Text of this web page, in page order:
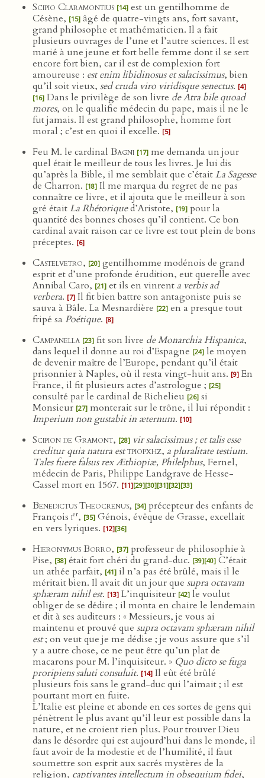
Scipio Claramontius [14] est un gentilhomme de
Césène, [15] âgé de quatre-vingts ans, fort savant,
grand philosophe et mathématicien. Il a fait
plusieurs ouvrages de l’une et l’autre sciences. Il est
marié à une jeune et fort belle femme dont il se sert
encore fort bien, car il est de complexion fort
amoureuse : est enim libidinosus et salacissimus, bien
qu’il soit vieux, sed cruda viro viridisque senectus. [4]
[16] Dans le privilège de son livre de Atra bile quoad
mores, on le qualifie médecin du pape, mais il ne le
fut jamais. Il est grand philosophe, homme fort
moral ; c’est en quoi il excelle. [5]
Feu M. le cardinal Bagni [17] me demanda un jour
quel était le meilleur de tous les livres. Je lui dis
qu’après la Bible, il me semblait que c’étaitLa Sagesse
de Charron. [18] Il me marqua du regret de ne pas
connaître ce livre, et il ajouta que le meilleur à son
gré étaitLa Rhétoriqued’Aristote, [19] pour la
quantité des bonnes choses qu’il contient. Ce bon
cardinal avait raison car ce livre est tout plein de bons
préceptes. [6]
Castelvetro, [20] gentilhomme modénois de grand
esprit et d’une profonde érudition, eut querelle avec
Annibal Caro, [21] et ils en vinrent a verbis ad
verbera. [7] Il fit bien battre son antagoniste puis se
sauva à Bâle. La Mesnardière [22] en a presque tout
fripé sa Poétique. [8]
Campanella [23] fit son livre de Monarchia Hispanica,
dans lequel il donne au roi d’Espagne [24] le moyen
de devenir maître de l’Europe, pendant qu’il était
prisonnier à Naples, où il resta vingt-huit ans. [9] En
France, il fit plusieurs actes d’astrologue ; [25]
consulté par le cardinal de Richelieu [26] si
Monsieur [27] monterait sur le trône, il lui répondit :
Imperium non gustabit in æternum. [10]
Scipion de Gramont, [28] vir salacissimus ; et talis esse
creditur quia natura estτριορχηζ, a pluralitate testium.
Tales fuere falsus rex Æthiopiæ, Philelphus, Fernel,
médecin de Paris, Philippe Landgrave de Hesse-
Cassel mort en 1567. [11][29][30][31][32][33]
Benedictus Theocrenus, [34] précepteur des enfants de
François ier, [35] Génois, évêque de Grasse, excellait
en vers lyriques. [12][36]
Hieronymus Borro, [37] professeur de philosophie à
Pise, [38] était fort chéri du grand-duc. [39][40] C’était
un athée parfait, [41] il n’a pas été brûlé, mais il le
méritait bien. Il avait dit un jour que supra octavam
sphæram nihil est. [13] L’inquisiteur [42] le voulut
obliger de se dédire ; il monta en chaire le lendemain
et dit à ses auditeurs : « Messieurs, je vous ai
maintenu et prouvé que supra octavam sphæram nihil
est; on veut que je me dédise ; je vous assure que s’il
y a autre chose, ce ne peut être qu’un plat de
macarons pour M. l’inquisiteur. » Quo dicto se fuga
proripiens saluti consuluit. [14] Il eût été brûlé
plusieurs fois sans le grand-duc qui l’aimait ; il est
pourtant mort en fuite.
L’Italie est pleine et abonde en ces sortes de gens qui
pénètrent le plus avant qu’il leur est possible dans la
nature, et ne croient rien plus. Pour trouver Dieu
dans le désordre qui est aujourd’hui dans le monde, il
faut avoir de la modestie et de l’humilité, il faut
soumettre son esprit aux sacrés mystères de la
religion, captivantes intellectum in obsequium fidei,